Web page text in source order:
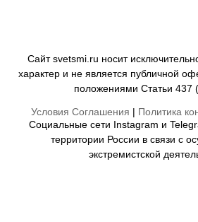
Сайт svetsmi.ru носит
характер и не является публичной
положениями Статьи 437
Условия Соглашения | Политика
Социальные сети Instagram и
территории России в связи с
экстремистской